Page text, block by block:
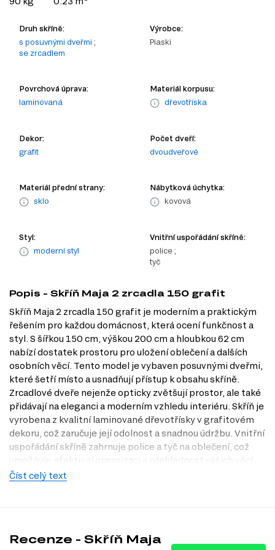
Druh skříně:
s posuvnými dveřmi ;
se zrcadlem
Výrobce:
Piaski
Povrchová úprava:
laminovaná
Materiál korpusu:
dřevotříska
Dekor:
grafit
Počet dveří:
dvoudveřové
Materiál přední strany:
sklo
Nábytková úchytka:
kovová
Styl:
moderní styl
Vnitřní uspořádání skříně:
police ;
tyč
Popis - Skříň Maja 2 zrcadla 150 grafit
Skříň Maja 2 zrcadla 150 grafit je moderním a praktickým
řešením pro každou domácnost, která ocení funkčnost a
styl. S šířkou 150 cm, výškou 200 cm a hloubkou 62 cm
nabízí dostatek prostoru pro uložení oblečení a dalších
osobních věcí. Tento model je vybaven posuvnými dveřmi,
které šetří místo a usnadňují přístup k obsahu skříně.
Zrcadlové dveře nejenže opticky zvětšují prostor, ale také
přidávají na eleganci a moderním vzhledu interiéru. Skříň je
vyrobena z kvalitní laminované dřevotřísky v grafitovém
dekoru, což zaručuje její odolnost a snadnou údržbu. Vnitřní
uspořádání skříně zahrnuje police a tyč na oblečení, což
umožňuje efektivní organizaci a přehlednost vašich věcí.
Navštivte náš obchod Dubok.cz a objevte další možnosti,
Číst celý text
Recenze - Skříň Maja